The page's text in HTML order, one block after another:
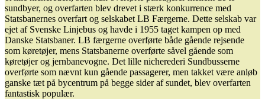
sundbyer, og overfarten blev drevet i stærk konkurrence med
Statsbanernes overfart og selskabet LB Færgerne. Dette selskab var
ejet af Svenske Linjebus og havde i 1955 taget kampen op med
Danske Statsbaner. LB færgerne overførte både gående rejsende
som køretøjer, mens Statsbanerne overførte såvel gående som
køretøjer og jernbanevogne. Det lille nicherederi Sundbusserne
overførte som nævnt kun gående passagerer, men takket være anløb
ganske tæt på bycentrum på begge sider af sundet, blev overfarten
fantastisk populær.